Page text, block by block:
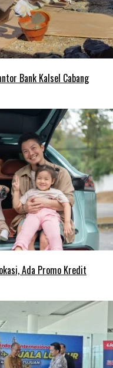
Bank Kalsel Cabang
Ada Promo Kredit